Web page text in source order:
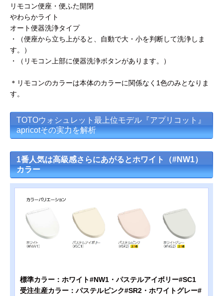
リモコン便座・便ふた開閉
やわらかライト
オート便器洗浄タイプ
・（便座から立ち上がると、自動で大・小を判断して洗浄しま
す。）
・（リモコン上部に便器洗浄ボタンがあります。）
＊リモコンのカラーは本体のカラーに関係なく1色のみとなりま
す。
TOTOウォシュレット最上位モデル『アプリコット』
apricotその実力を解析
1番人気は高級感さらにあがるとホワイト（#NW1）
カラー
標準カラー：ホワイト#NW1・パステルアイボリー#SC1
受注生産カラー：パステルピンク#SR2・ホワイトグレー#